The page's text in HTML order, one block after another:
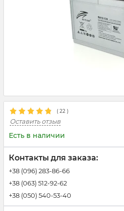
( 22 )
Оставить отзыв
Есть в наличии
Контакты для заказа:
+38 (096) 283-86-66
+38 (063) 512-92-62
+38 (050) 540-53-40